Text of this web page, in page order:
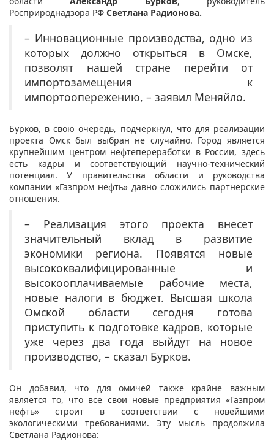
Росприроднадзора РФ Светлана Радионова.
– Инновационные производства, одно из
которых должно открыться в Омске,
позволят нашей стране перейти от
импортозамещения к
импортоопережению, – заявил Меняйло.
Бурков, в свою очередь, подчеркнул, что для реализации
проекта Омск был выбран не случайно. Город является
крупнейшим центром нефтепереработки в России, здесь
есть кадры и соответствующий научно-технический
потенциал. У правительства области и руководства
компании «Газпром нефть» давно сложились партнерские
отношения.
– Реализация этого проекта внесет
значительный вклад в развитие
экономики региона. Появятся новые
высококвалифицированные и
высокооплачиваемые рабочие места,
новые налоги в бюджет. Высшая школа
Омской области сегодня готова
приступить к подготовке кадров, которые
уже через два года выйдут на новое
производство, – сказал Бурков.
Он добавил, что для омичей также крайне важным
является то, что все свои новые предприятия «Газпром
нефть» строит в соответствии с новейшими
экологическими требованиями. Эту мысль продолжила
Светлана Радионова: